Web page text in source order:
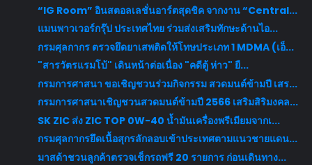
“IG Room” อินสตอลเลชั่นอาร์ตสุดชิค จากงาน “Central...
แมนพาวเวอร์กรุ๊ป ประเทศไทย ร่วมส่งเสริมทักษะด้านไอ...
กรมศุลกากร ตรวจยึดยาเสพติดให้โทษประเภท 1 MDMA (เอ็...
"สารวัตรแรมโบ้" เดินหน้าต่อเนื่อง "คดีตู้ ห่าว" ยื...
กรมการศาสนา ขอเชิญชวนร่วมกิจกรรม สวดมนต์ข้ามปี เสร...
กรมการศาสนาเชิญชวนสวดมนต์ข้ามปี 2566 เสริมสิริมงคล...
SK ZIC ส่ง ZIC TOP 0W-40 น้ำมันเครื่องพรีเมียมจากเ...
กรมศุลกากรยึดเนื้อสุกรลักลอบเข้าประเทศตามแนวชายแดน...
มาสด้าชวนลูกค้าตรวจเช็กรถฟรี 20 รายการ ก่อนเดินทาง...